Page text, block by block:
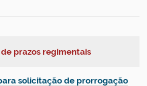
prazos regimentais
solicitação de prorrogação